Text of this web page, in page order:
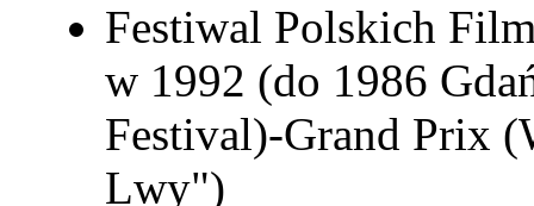
Festiwal Polskich
w 1992 (do 1986
Festival)-Grand Prix
Lwy")